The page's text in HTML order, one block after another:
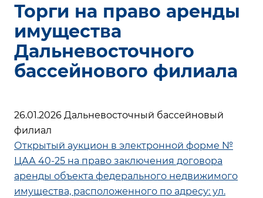
Торги на право аренды
имущества
Дальневосточного
бассейнового филиала
26.01.2026 Дальневосточный бассейновый
филиал
Открытый аукцион в электронной форме №
ЦАА 40-25 на право заключения договора
аренды объекта федерального недвижимого
имущества, расположенного по адресу: ул.